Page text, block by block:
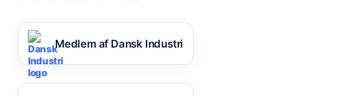
Medlem af Dansk Industri